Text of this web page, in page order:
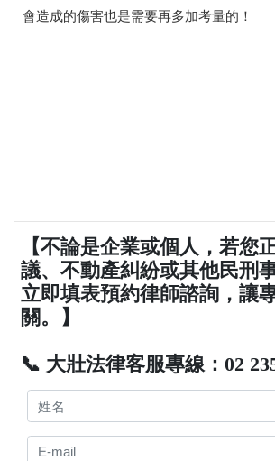
會造成的傷害也是需要再多加考量的！
【不論是企業或個人，若您
議、不動產糾紛或其他民刑
立即填表預約律師諮詢，讓
關。】
📞 大壯法律客服專線：02